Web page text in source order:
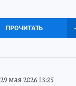
ПРОЧИТАТЬ
29 мая 2026 13:25